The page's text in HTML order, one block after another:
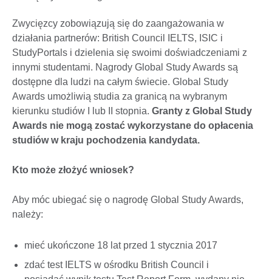
Zwycięzcy zobowiązują się do zaangażowania w
działania partnerów: British Council IELTS, ISIC i
StudyPortals i dzielenia się swoimi doświadczeniami z
innymi studentami. Nagrody Global Study Awards są
dostępne dla ludzi na całym świecie. Global Study
Awards umożliwią studia za granicą na wybranym
kierunku studiów I lub II stopnia. Granty z Global Study
Awards nie mogą zostać wykorzystane do opłacenia
studiów w kraju pochodzenia kandydata.
Kto może złożyć wniosek?
Aby móc ubiegać się o nagrodę Global Study Awards,
należy:
mieć ukończone 18 lat przed 1 stycznia 2017
zdać test IELTS w ośrodku British Council i